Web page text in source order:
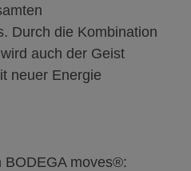
Durch die Kombination
auch der Geist
neuer Energie
BODEGA moves®: